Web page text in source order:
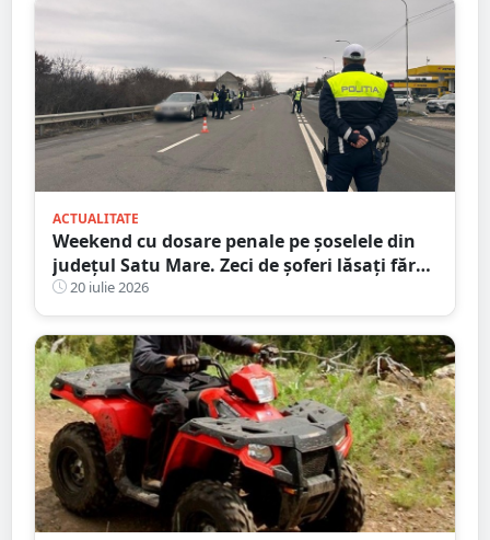
ACTUALITATE
Weekend cu dosare penale pe șoselele din
județul Satu Mare. Zeci de șoferi lăsați fără
permise
20 iulie 2026